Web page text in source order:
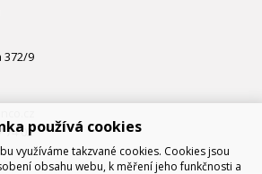
372/9
74 02používá cookies
využíváme takzvané cookies. Cookies jsou
obsahu webu, k měření jeho funkčnosti a